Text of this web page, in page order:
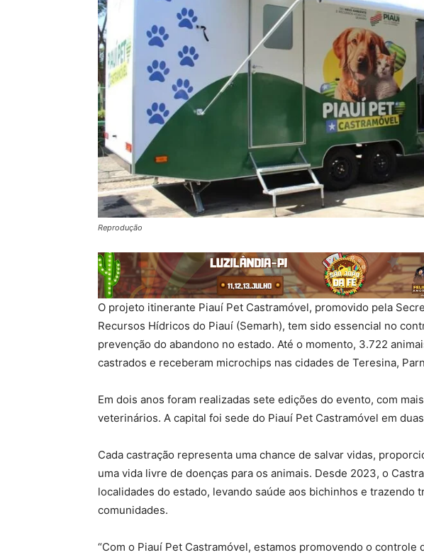
Reprodução
O projeto itinerante Piauí Pet Castramóvel, promovido pela
Recursos Hídricos do Piauí (Semarh), tem sido essencial no
prevenção do abandono no estado. Até o momento, 3.722
castrados e receberam microchips nas cidades de Teresina,
Em dois anos foram realizadas sete edições do evento, com
veterinários. A capital foi sede do Piauí Pet Castramóvel em
Cada castração representa uma chance de salvar vidas,
uma vida livre de doenças para os animais. Desde 2023, o
localidades do estado, levando saúde aos bichinhos e trazendo
comunidades.
“Com o Piauí Pet Castramóvel, estamos promovendo o controle